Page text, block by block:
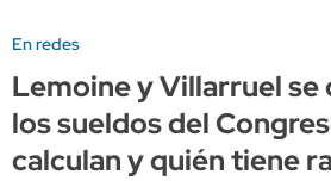
En redes
Lemoine y Villarruel se
los sueldos del
calculan y quién tiene